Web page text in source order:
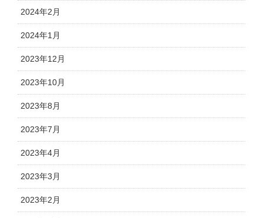
2024年2月
2024年1月
2023年12月
2023年10月
2023年8月
2023年7月
2023年4月
2023年3月
2023年2月